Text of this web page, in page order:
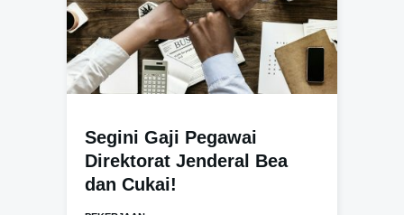
Segini Gaji Pegawai
Direktorat Jenderal Bea
dan Cukai!